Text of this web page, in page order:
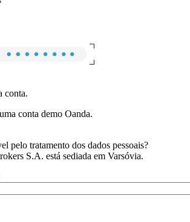
conta.
conta demo Oanda.
pelo tratamento dos dados pessoais?
S.A. está sediada em Varsóvia.